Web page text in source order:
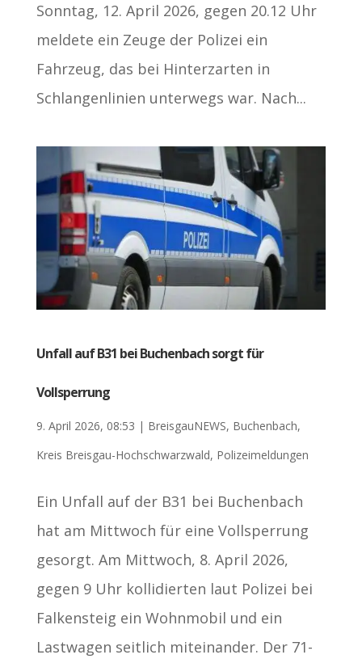
Sonntag, 12. April 2026, gegen 20.12 Uhr
meldete ein Zeuge der Polizei ein
Fahrzeug, das bei Hinterzarten in
Schlangenlinien unterwegs war. Nach...
Unfall auf B31 bei Buchenbach sorgt für
Vollsperrung
9. April 2026, 08:53 | BreisgauNEWS, Buchenbach,
Kreis Breisgau-Hochschwarzwald, Polizeimeldungen
Ein Unfall auf der B31 bei Buchenbach
hat am Mittwoch für eine Vollsperrung
gesorgt. Am Mittwoch, 8. April 2026,
gegen 9 Uhr kollidierten laut Polizei bei
Falkensteig ein Wohnmobil und ein
Lastwagen seitlich miteinander. Der 71-